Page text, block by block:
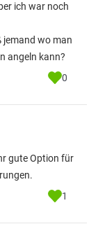
ich war noch
jemand wo man
angeln kann?
0
gute Option für
1